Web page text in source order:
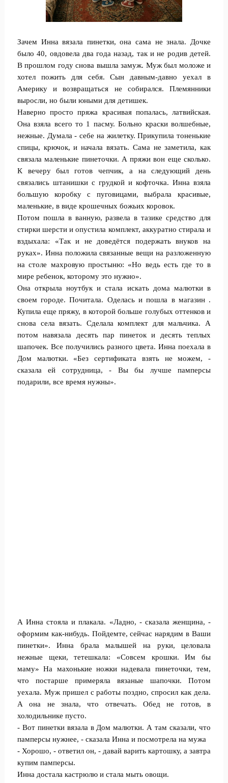
Зачем Инна вязала пинетки, она сама не знала. Дочке
было 40, овдовела два года назад, так и не родив детей.
В прошлом году снова вышла замуж. Муж был моложе и
хотел пожить для себя. Сын давным-давно уехал в
Америку и возвращаться не собирался. Племянники
выросли, но были юными для детишек.
Наверно просто пряжа красивая попалась, латвийская.
Она взяла всего то 1 пасму. Больно краски волшебные,
нежные. Думала - себе на жилетку. Прикупила тоненькие
спицы, крючок, и начала вязать. Сама не заметила, как
связала маленькие пинеточки. А пряжи вон еще сколько.
К вечеру был готов чепчик, а на следующий день
связались штанишки с грудкой и кофточка. Инна взяла
большую коробку с пуговицами, выбрала красивые,
маленькие, в виде крошечных божьих коровок.
Потом пошла в ванную, развела в тазике средство для
стирки шерсти и опустила комплект, аккуратно стирала и
вздыхала: «Так и не доведётся подержать внуков на
руках». Инна положила связанные вещи на разложенную
на столе махровую простыню: «Но ведь есть где то в
мире ребенок, которому это нужно».
Она открыла ноутбук и стала искать дома малютки в
своем городе. Почитала. Оделась и пошла в магазин .
Купила еще пряжу, в которой больше голубых оттенков и
снова села вязать. Сделала комплект для мальчика. А
потом навязала десять пар пинеток и десять теплых
шапочек. Все получились разного цвета. Инна поехала в
Дом малютки. «Без сертификата взять не можем, -
сказала ей сотрудница, - Вы бы лучше памперсы
подарили, все время нужны».
А Инна стояла и плакала. «Ладно, - сказала женщина, -
оформим как-нибудь. Пойдемте, сейчас нарядим в Ваши
пинетки». Инна брала малышей на руки, целовала
нежные щеки, тетешкала: «Совсем крошки. Им бы
маму» На махонькие ножки надевала пинеточки, тем,
что постарше примеряла вязаные шапочки. Потом
уехала. Муж пришел с работы поздно, спросил как дела.
А она не знала, что отвечать. Обед не готов, в
холодильнике пусто.
- Вот пинетки вязала в Дом малютки. А там сказали, что
памперсы нужнее, - сказала Инна и посмотрела на мужа
- Хорошо, - ответил он, - давай варить картошку, а завтра
купим памперсы.
Инна достала кастрюлю и стала мыть овощи.